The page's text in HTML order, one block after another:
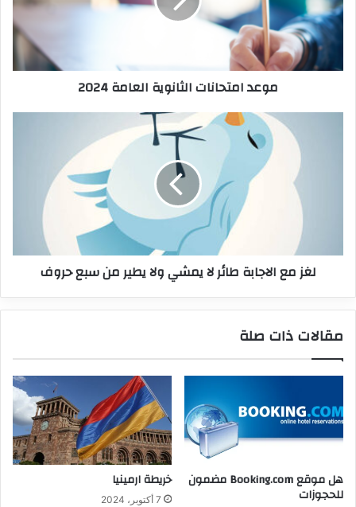
موعد امتحانات الثانوية العامة 2024
لغز مع الاجابة طائر لا يمشي ولا يطير من سبع حروف
مقالات ذات صلة
هل موقع Booking.com مضمون
للحجوزات
خريطة ارمينيا
7 أكتوبر، 2024